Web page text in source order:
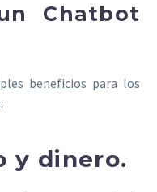
Chatbot
beneficios para los
y dinero.